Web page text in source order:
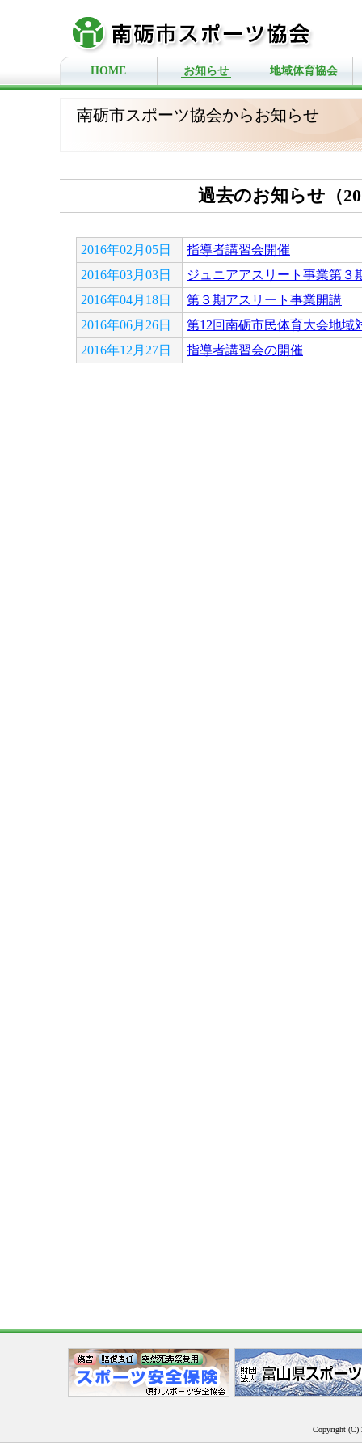
HOME お知らせ 地域体育協会
南砺市スポーツ協会からお知らせ
過去のお知らせ（
2016年02月05日
指導者講習会開催
2016年03月03日
ジュニアアスリート事業第３
2016年04月18日
第３期アスリート事業開講
2016年06月26日
第12回南砺市民体育大会地域
2016年12月27日
指導者講習会の開催
Copyright (C)